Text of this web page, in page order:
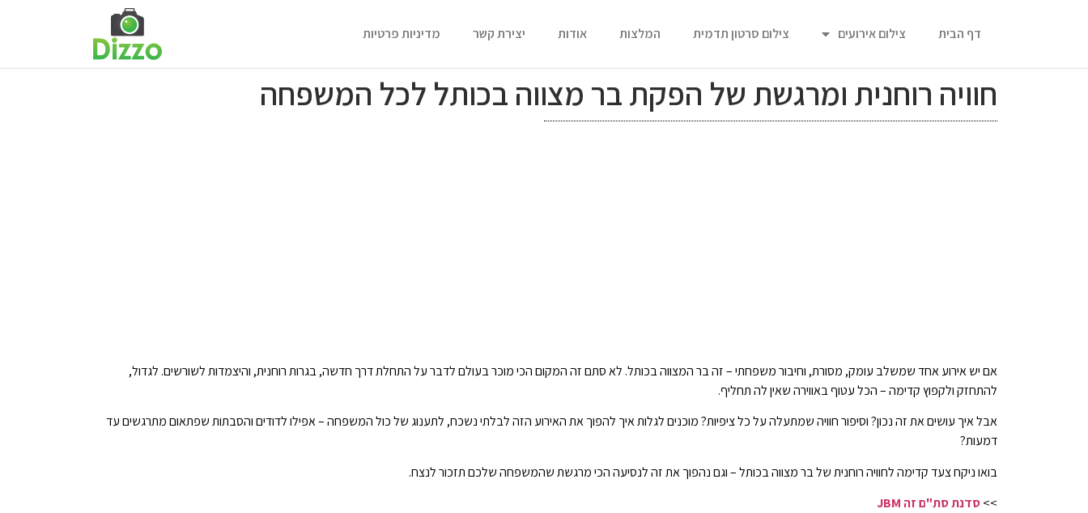
דף הבית צילום אירועים צילום סרטון תדמית המלצות אודות יצירת קשר מדיניות פרטיות
חוויה רוחנית ומרגשת של הפקת בר מצווה בכותל לכל המשפחה
אם יש אירוע אחד שמשלב עומק, מסורת, וחיבור משפחתי – זה בר המצווה בכותל. לא סתם זה המקום הכי מוכר בעולם לדבר על התחלת דרך חדשה, בגרות רוחנית, והיצמדות לשורשים. לגדול,
להתחזק ולקפוץ קדימה – הכל עטוף באווירה שאין לה תחליף.
אבל איך עושים את זה נכון? וסיפור חוויה שמתעלה על כל ציפיות? מוכנים לגלות איך להפוך את האירוע הזה לבלתי נשכח, לתענוג של כול המשפחה – אפילו לדודים והסבתות שפתאום מתרגשים עד
דמעות?
בואו ניקח צעד קדימה לחוויה רוחנית של בר מצווה בכותל – וגם נהפוך את זה לנסיעה הכי מרגשת שהמשפחה שלכם תזכור לנצח.
>>סדנת סת"ם זה JBM